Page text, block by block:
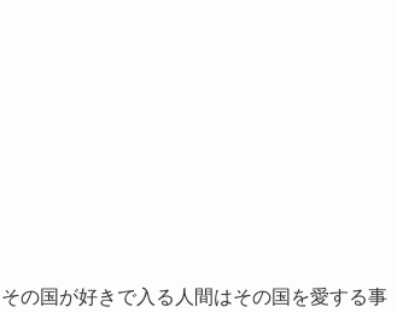
の国が好きで入る人間はその国を愛する事